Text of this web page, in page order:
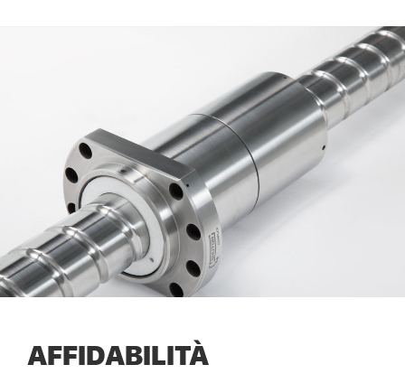
AFFIDABILITÀ